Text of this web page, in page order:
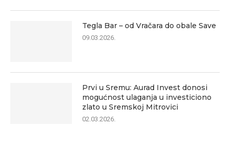
Tegla Bar – od Vračara do obale Save
09.03.2026.
Prvi u Sremu: Aurad Invest donosi
mogućnost ulaganja u investiciono
zlato u Sremskoj Mitrovici
02.03.2026.